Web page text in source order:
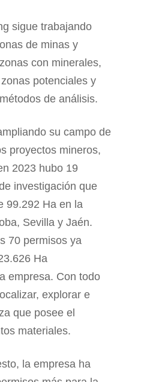
sigue trabajando
de minas y
con minerales,
potenciales y
de análisis.
su campo de
proyectos mineros,
2023 hubo 19
investigación que
99.292 Ha en la
Sevilla y Jaén.
70 permisos ya
Ha
empresa. Con todo
explorar e
que posee el
materiales.
la empresa ha